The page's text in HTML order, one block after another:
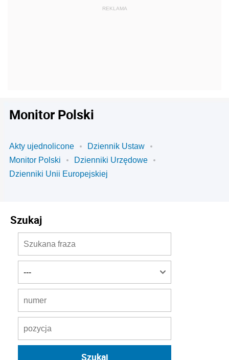
Monitor Polski
Akty ujednolicone
Dziennik Ustaw
Monitor Polski
Dzienniki Urzędowe
Dzienniki Unii Europejskiej
Szukaj